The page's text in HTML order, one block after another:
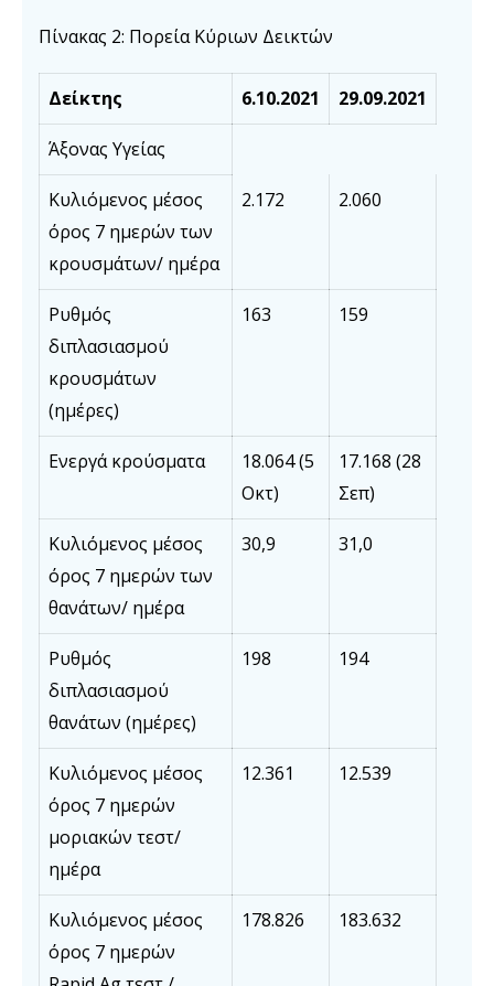
Πίνακας 2: Πορεία Κύριων Δεικτών
Δείκτης 6.10.2021 29.09.2021
Άξονας Υγείας
Κυλιόμενος μέσος
όρος 7 ημερών των
κρουσμάτων/ ημέρα
2.172 2.060
Ρυθμός
διπλασιασμού
κρουσμάτων
(ημέρες)
163 159
Ενεργά κρούσματα
18.064 (5
Οκτ)
17.168 (28
Σεπ)
Κυλιόμενος μέσος
όρος 7 ημερών των
θανάτων/ ημέρα
30,9 31,0
Ρυθμός
διπλασιασμού
θανάτων (ημέρες)
198 194
Κυλιόμενος μέσος
όρος 7 ημερών
μοριακών τεστ/
ημέρα
12.361 12.539
Κυλιόμενος μέσος
όρος 7 ημερών
178.826 183.632